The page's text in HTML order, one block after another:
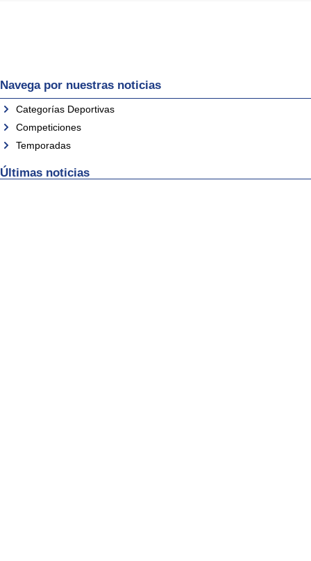
Navega por nuestras noticias
Categorías Deportivas
Competiciones
Temporadas
Últimas noticias